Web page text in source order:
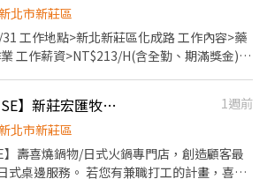
北市新莊區
工作地點>新北新莊區化成路 工作內容>藥
工作薪資>NT$213/H(含全勤、期滿獎金)
【MO-MO-PARADISE】新莊宏匯牧場-內場兼職(早班,中班,晚班)C29
1週前
北市新莊區
】壽喜燒鍋物/日式火鍋專門店，創造顧客最
有兼職打工的計畫，喜歡